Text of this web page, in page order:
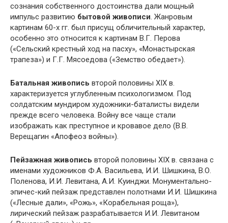
сознания собственного достоинства дали мощный
импульс развитию бытовой живописи. Жанровым
картинам 60-х гг. был присущ обличительный характер,
особенно это относится к картинам В.Г. Перова
(«Сельский крестный ход на пасху», «Монастырская
трапеза») и Г.Г. Мясоедова («Земство обедает»).
Батальная живопись второй половины XIX в.
характеризуется углубленным психологизмом. Под
солдатским мундиром художники-баталисты видели
прежде всего человека. Войну все чаще стали
изображать как преступное и кровавое дело (В.В.
Верещагин «Апофеоз войны»).
Пейзажная живопись второй половины XIX в. связана с
именами художников Ф.А. Васильева, И.И. Шишкина, В.О.
Поленова, И.И. Левитана, А.И. Куинджи. Монументально-
эпичес-кий пейзаж представлен полотнами И.И. Шишкина
(«Лесные дали», «Рожь», «Корабельная роща»),
лирический пейзаж разрабатывается И.И. Левитаном